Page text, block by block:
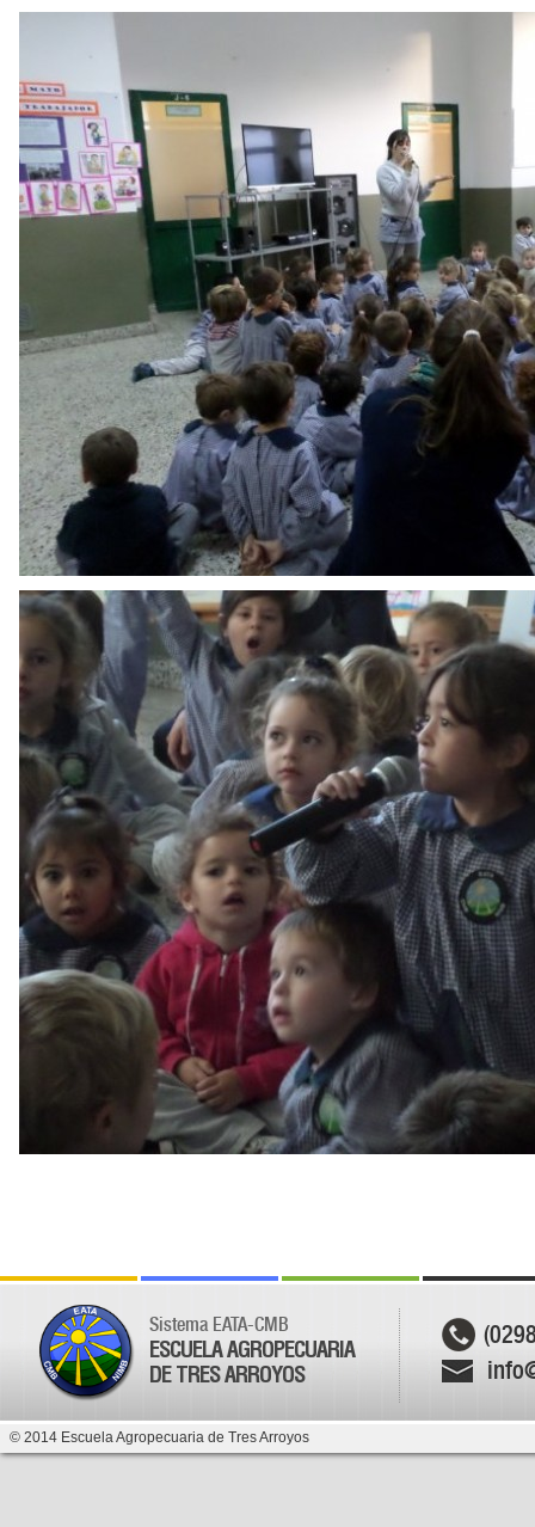
Sistema EATA-CMB
ESCUELA AGROPECUARIA
DE TRES ARROYOS
© 2014 Escuela Agropecuaria de Tres Arroyos